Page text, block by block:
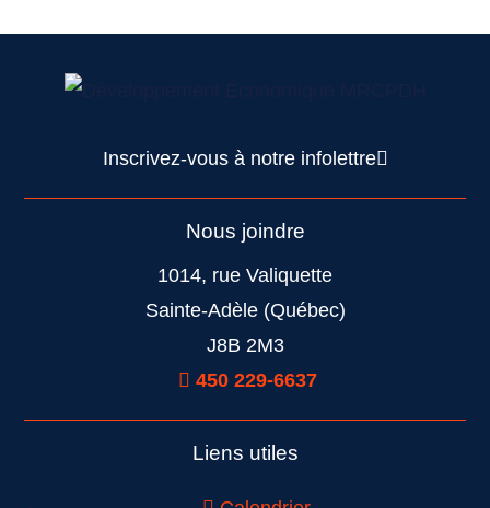
Inscrivez-vous à notre infolettre
Nous joindre
1014, rue Valiquette
Sainte-Adèle (Québec)
J8B 2M3
450 229-6637
Liens utiles